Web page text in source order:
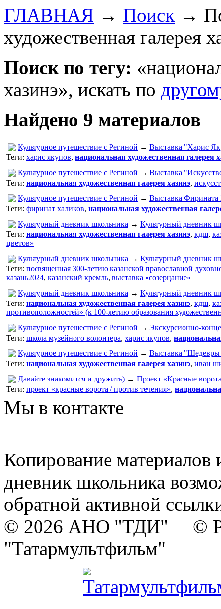
ГЛАВНАЯ → Поиск →
художественная галерея
Поиск по тегу:
хазинэ», искать по
Найдено 9 материалов
Культурное путешествие с Региной → Выставка "Харис
Теги: харис якупов, национальная художественная галерея
Культурное путешествие с Региной → Выставка
Теги: национальная художественная галерея хазинэ,
Культурное путешествие с Региной → Выставка Фирината
Теги: фиринат халиков, национальная художественная
Культурный дневник школьника → Культурный дневник
Теги: национальная художественная галерея хазинэ, кдш,
цветов»
Культурный дневник школьника → Культурный дневник
Теги: посвященная 300-летию казанской православной
казань2024, казанский кремль, выставка «созерцание»
Культурный дневник школьника → Культурный дневник
Теги: национальная художественная галерея хазинэ, кдш,
противоположностей» (к 100-летию образования
Культурное путешествие с Региной → Экскурсионно-
Теги: школа музейного волонтера, харис якупов,
Культурное путешествие с Региной → Выставка
Теги: национальная художественная галерея хазинэ, иван
Давайте знакомится и дружить) → Проект «Красные
Теги: проект «красные ворота / против течения»,
Мы в контакте
Копирование материалов
дневник школьника
обратной активной
© 2026 АНО "ТДИ" ©
"Татармультфильм"